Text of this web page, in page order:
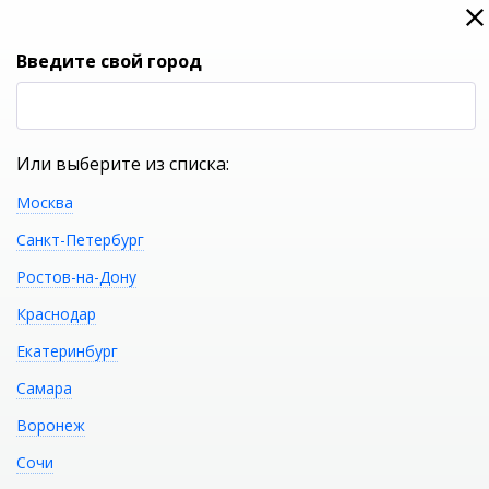
0
Акриловая ванна GEMY
G9086 O L
Введите свой город
Или выберите из списка:
Москва
Санкт-Петербург
Ростов-на-Дону
Краснодар
Екатеринбург
Самара
Воронеж
Сочи